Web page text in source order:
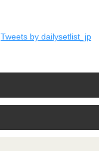
Tweets by dailysetlist_jp